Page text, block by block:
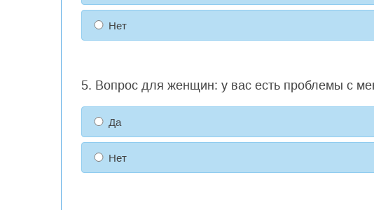
Нет
5. Вопрос для женщин: у вас есть проблемы с
Да
Нет